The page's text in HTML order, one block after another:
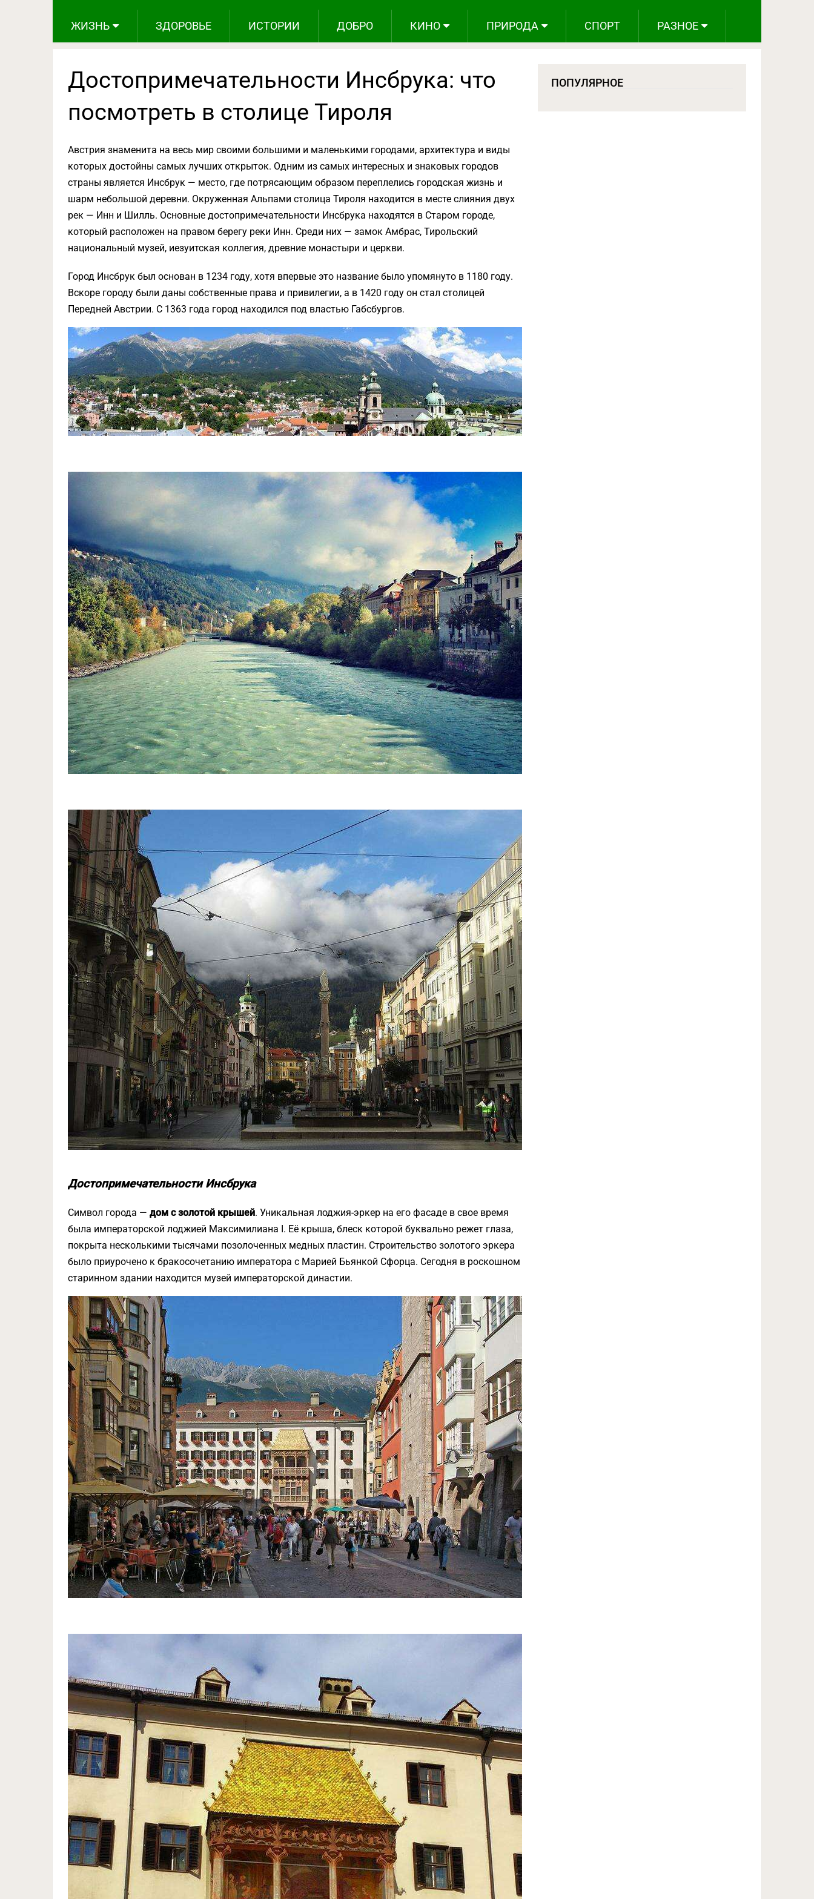
ЖИЗНЬ ЗДОРОВЬЕ ИСТОРИИ ДОБРО КИНО ПРИРОДА СПОРТ РАЗНОЕ
Достопримечательности Инсбрука: что
посмотреть в столице Тироля
Австрия знаменита на весь мир своими большими и маленькими городами, архитектура и виды
которых достойны самых лучших открыток. Одним из самых интересных и знаковых городов
страны является Инсбрук — место, где потрясающим образом переплелись городская жизнь и
шарм небольшой деревни. Окруженная Альпами столица Тироля находится в месте слияния двух
рек — Инн и Шилль. Основные достопримечательности Инсбрука находятся в Старом городе,
который расположен на правом берегу реки Инн. Среди них — замок Амбрас, Тирольский
национальный музей, иезуитская коллегия, древние монастыри и церкви.
Город Инсбрук был основан в 1234 году, хотя впервые это название было упомянуто в 1180 году.
Вскоре городу были даны собственные права и привилегии, а в 1420 году он стал столицей
Передней Австрии. С 1363 года город находился под властью Габсбургов.
Достопримечательности Инсбрука
Символ города — дом с золотой крышей. Уникальная лоджия-эркер на его фасаде в свое время
была императорской лоджией Максимилиана І. Её крыша, блеск которой буквально режет глаза,
покрыта несколькими тысячами позолоченных медных пластин. Строительство золотого эркера
было приурочено к бракосочетанию императора с Марией Бьянкой Сфорца. Сегодня в роскошном
старинном здании находится музей императорской династии.
ПОПУЛЯРНОЕ